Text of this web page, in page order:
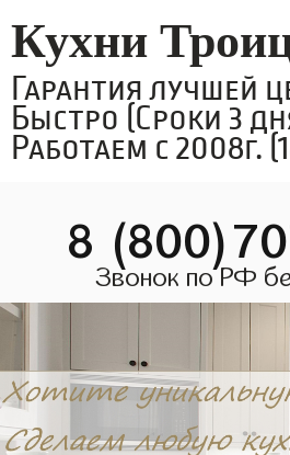
Кухни
Гарантия лучшей
Быстро (Сроки 3
Работаем с 2008г.
8
Звонок по РФ